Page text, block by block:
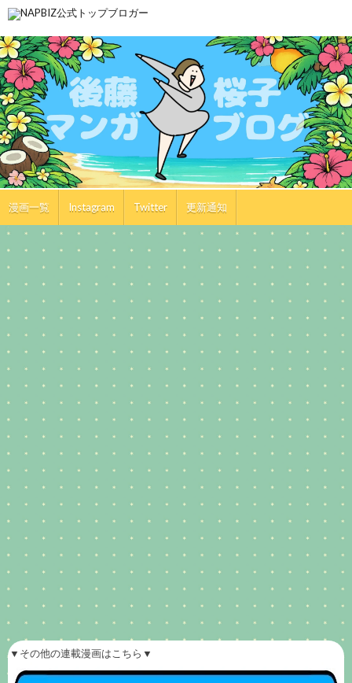
漫画一覧 Instagram Twitter 更新通知
▼その他の連載漫画はこちら▼